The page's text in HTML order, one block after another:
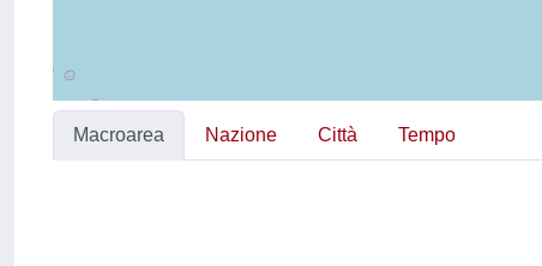
Macroarea Nazione Città Tempo